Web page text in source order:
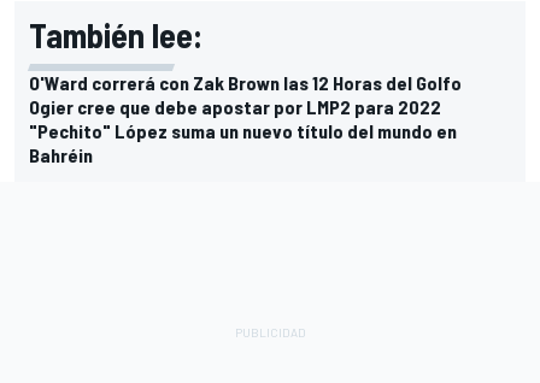
También lee:
O'Ward correrá con Zak Brown las 12 Horas del Golfo
Ogier cree que debe apostar por LMP2 para 2022
"Pechito" López suma un nuevo título del mundo en
Bahréin